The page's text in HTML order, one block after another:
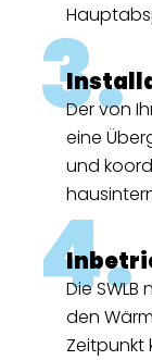
3.
Der von
eine
und
4.
Die
den
Zeitpunkt